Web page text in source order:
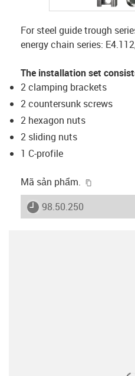
For steel guide trough
energy chain series:
The installation set
2 clamping brackets
2 countersunk screws
2 hexagon nuts
2 sliding nuts
1 C-profile
Mã sản phẩm.
igus-icon-lieferzeit
98.50.250